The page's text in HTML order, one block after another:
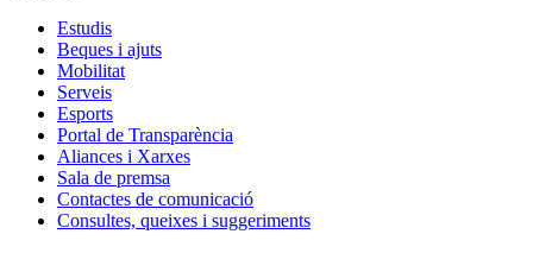
Estudis
Beques i ajuts
Mobilitat
Serveis
Esports
Portal de Transparència
Aliances i Xarxes
Sala de premsa
Contactes de comunicació
Consultes, queixes i suggeriments